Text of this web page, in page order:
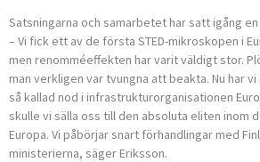
Satsningarna och samarbetet har satt igång
– Vi fick ett av de första STED-mikroskopen i
men renomméeffekten har varit väldigt stor.
man verkligen var tvungna att beakta. Nu har
så kallad nod i infrastrukturorganisationen
skulle vi sälla oss till den absoluta eliten inom
Europa. Vi påbörjar snart förhandlingar med
ministerierna, säger Eriksson.